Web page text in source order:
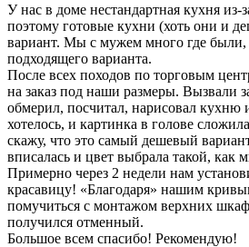
У нас в доме нестандартная кухня из-
поэтому готовые кухни (хоть они и
вариант. Мы с мужем много где
подходящего варианта.
После всех походов по торговым
на заказ под наши размеры. Вызвали
обмерил, посчитал, нарисовал кухню
хотелось, и картинка в голове
скажу, что это самый дешевый
вписалась и цвет выбрала такой, как
Примерно через 2 недели нам
красавицу! «Благодаря» нашим
помучиться с монтажом верхних
получился отменный.
Большое всем спасибо! Рекомендую!